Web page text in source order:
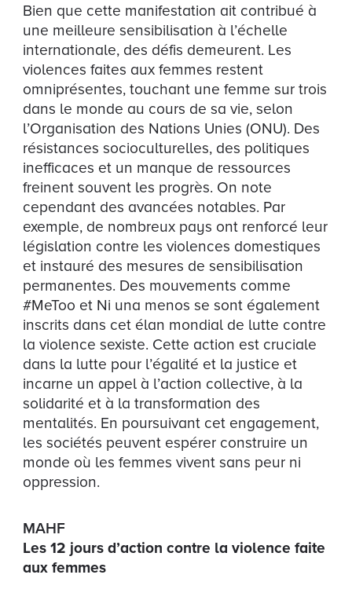
Bien que cette manifestation ait contribué à
une meilleure sensibilisation à l’échelle
internationale, des défis demeurent. Les
violences faites aux femmes restent
omniprésentes, touchant une femme sur trois
dans le monde au cours de sa vie, selon
l’Organisation des Nations Unies (ONU). Des
résistances socioculturelles, des politiques
inefficaces et un manque de ressources
freinent souvent les progrès. On note
cependant des avancées notables. Par
exemple, de nombreux pays ont renforcé leur
législation contre les violences domestiques
et instauré des mesures de sensibilisation
permanentes. Des mouvements comme
#MeToo et Ni una menos se sont également
inscrits dans cet élan mondial de lutte contre
la violence sexiste. Cette action est cruciale
dans la lutte pour l’égalité et la justice et
incarne un appel à l’action collective, à la
solidarité et à la transformation des
mentalités. En poursuivant cet engagement,
les sociétés peuvent espérer construire un
monde où les femmes vivent sans peur ni
oppression.
MAHF
Les 12 jours d’action contre la violence faite
aux femmes